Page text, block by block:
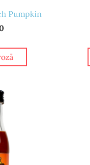
Pumpkin